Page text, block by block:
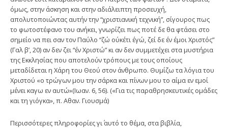
όμως, στην άσκηση και στην αδιάλειπτη προσευχή,
απολυτοποιώντας αυτήν την “χριστιανική τεχνική”, σίγουρος πως
το φωτοστέφανο του ανήκει, γνωρίζει πως ποτέ δε θα φτάσει στο
σημείο να πει σαν τον Παύλο “ζώ ούκέτι έγώ, ζεί δε έν έμοι Χριστός”
(Γαλ β’, 20) αν δεν ζει “έν Χριστώ” κι αν δεν συμμετέχει στα μυστήρια
της Εκκλησίας που αποτελούν τρόπους με τους οποίους
μεταδίδεται η Χάρη του Θεού στον άνθρωπο. Θυμίζω τα λόγια του
Χριστού «ο τρώγων μου την σάρκα και πίνων μου το αίμα εν εμοί
μένει καγω εν αυτώ»(Ιωαν. 6, 56). («Για τις παραθρησκευτικές ομάδες
και τη γιόγκα», π. Αθαν. Γιουσμά)
Περισσότερες πληροφορίες γι΄ αυτό το θέμα, στα βιβλία,